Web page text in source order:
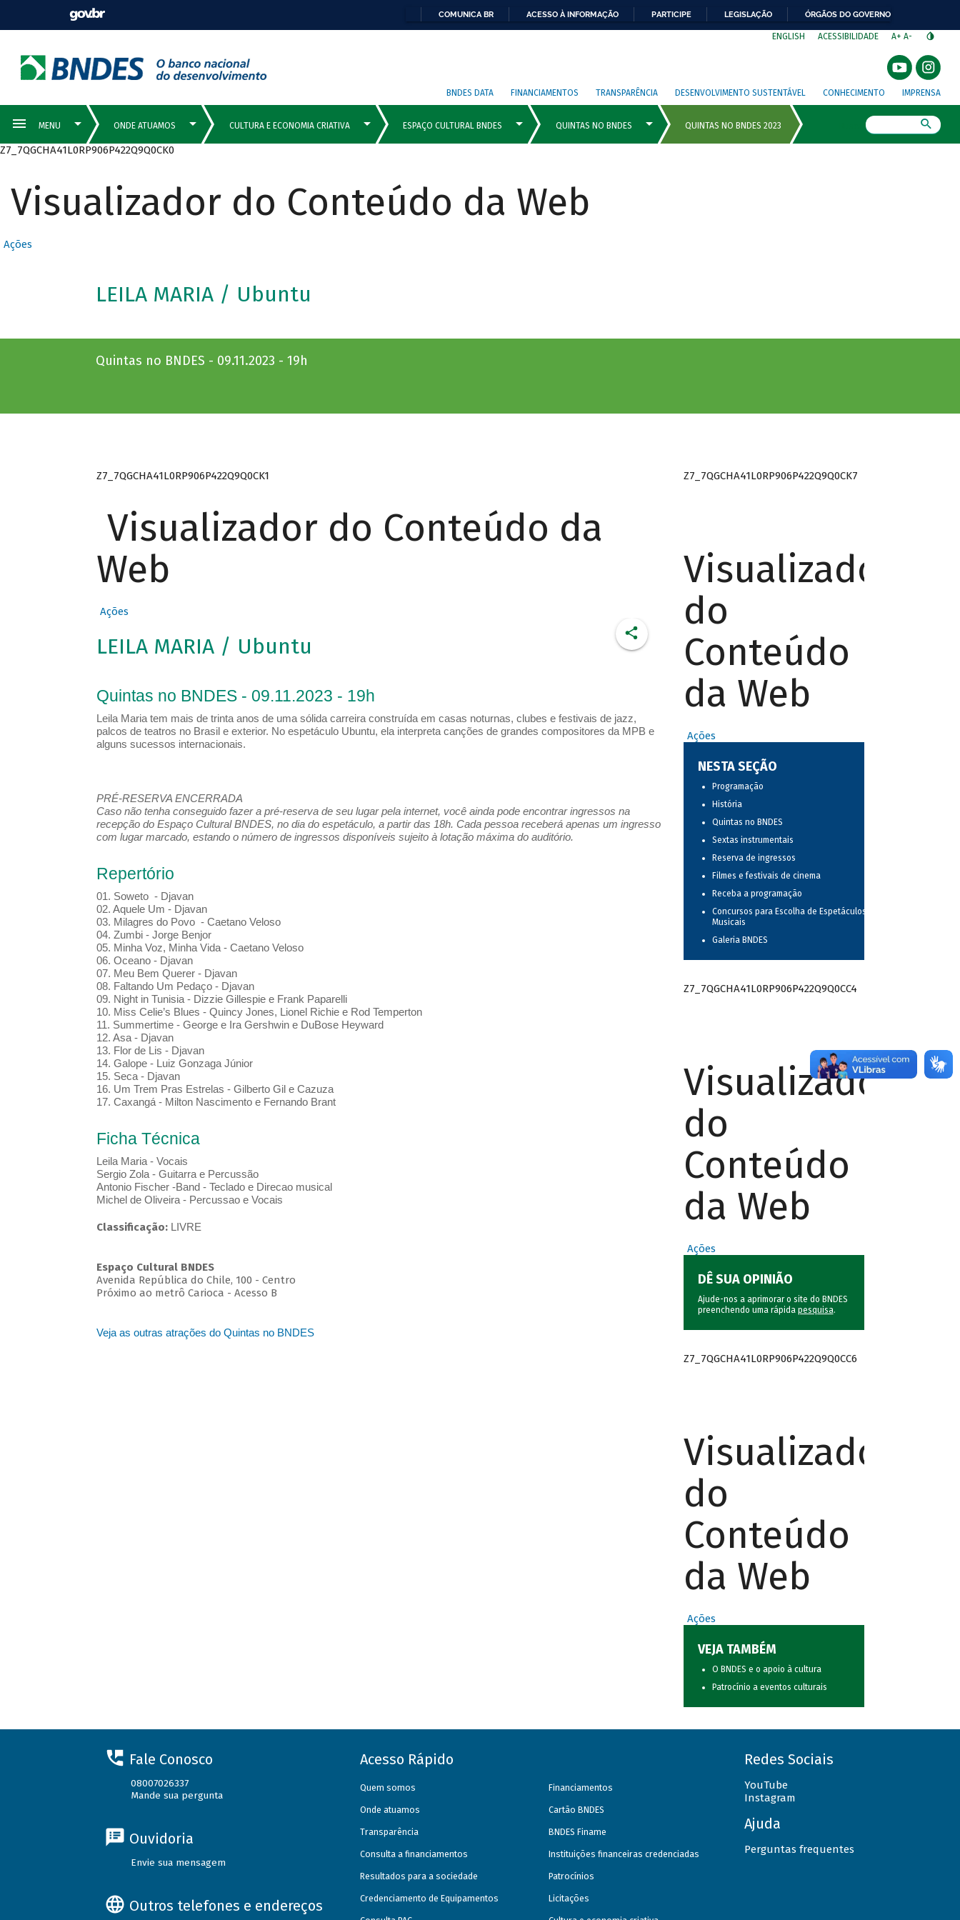
COMUNICA BR ACESSO À INFORMAÇÃO PARTICIPE LEGISLAÇÃO ÓRGÃOS DO GOVERNO
ENGLISH ACESSIBILIDADE A+ A-
BNDES DATA FINANCIAMENTOS TRANSPARÊNCIA DESENVOLVIMENTO SUSTENTÁVEL CONHECIMENTO IMPRENSA
Z7_7QGCHA41L0RP906P422Q9Q0CK0
Visualizador do Conteúdo da Web
Ações
LEILA MARIA / Ubuntu
Quintas no BNDES - 09.11.2023 - 19h
Z7_7QGCHA41L0RP906P422Q9Q0CK1
Visualizador do Conteúdo da
Web
Ações
LEILA MARIA / Ubuntu
Quintas no BNDES - 09.11.2023 - 19h
Leila Maria tem mais de trinta anos de uma sólida carreira construída em casas noturnas, clubes e festivais de jazz,
palcos de teatros no Brasil e exterior. No espetáculo Ubuntu, ela interpreta canções de grandes compositores da MPB e
alguns sucessos internacionais.
PRÉ-RESERVA ENCERRADA
Caso não tenha conseguido fazer a pré-reserva de seu lugar pela internet, você ainda pode encontrar ingressos na
recepção do Espaço Cultural BNDES, no dia do espetáculo, a partir das 18h. Cada pessoa receberá apenas um ingresso
com lugar marcado, estando o número de ingressos disponíveis sujeito à lotação máxima do auditório.
Repertório
01. Soweto - Djavan
02. Aquele Um - Djavan
03. Milagres do Povo - Caetano Veloso
04. Zumbi - Jorge Benjor
05. Minha Voz, Minha Vida - Caetano Veloso
06. Oceano - Djavan
07. Meu Bem Querer - Djavan
08. Faltando Um Pedaço - Djavan
09. Night in Tunisia - Dizzie Gillespie e Frank Paparelli
10. Miss Celie’s Blues - Quincy Jones, Lionel Richie e Rod Temperton
11. Summertime - George e Ira Gershwin e DuBose Heyward
12. Asa - Djavan
13. Flor de Lis - Djavan
14. Galope - Luiz Gonzaga Júnior
15. Seca - Djavan
16. Um Trem Pras Estrelas - Gilberto Gil e Cazuza
17. Caxangá - Milton Nascimento e Fernando Brant
Ficha Técnica
Leila Maria - Vocais
Sergio Zola - Guitarra e Percussão
Antonio Fischer -Band - Teclado e Direcao musical
Michel de Oliveira - Percussao e Vocais
Classificação: LIVRE
Espaço Cultural BNDES
Avenida República do Chile, 100 - Centro
Próximo ao metrô Carioca - Acesso B
Veja as outras atrações do Quintas no BNDES
Z7_7QGCHA41L0RP906P422Q9Q0CK7
Visualizador
do
Conteúdo
da Web
Ações
NESTA SEÇÃO
Programação
História
Quintas no BNDES
Sextas instrumentais
Reserva de ingressos
Filmes e festivais de cinema
Receba a programação
Concursos para Escolha de Espetáculos
Musicais
Galeria BNDES
Z7_7QGCHA41L0RP906P422Q9Q0CC4
Visualizador
do
Conteúdo
da Web
Ações
DÊ SUA OPINIÃO
Ajude-nos a aprimorar o site do BNDES
preenchendo uma rápida pesquisa.
Z7_7QGCHA41L0RP906P422Q9Q0CC6
Visualizador
do
Conteúdo
da Web
Ações
VEJA TAMBÉM
O BNDES e o apoio à cultura
Patrocínio a eventos culturais
Fale Conosco
08007026337
Mande sua pergunta
Ouvidoria
Envie sua mensagem
Outros telefones e endereços
Acesso Rápido
Quem somos
Onde atuamos
Transparência
Consulta a financiamentos
Resultados para a sociedade
Credenciamento de Equipamentos
Financiamentos
Cartão BNDES
BNDES Finame
Instituições financeiras credenciadas
Patrocínios
Licitações
Redes Sociais
YouTube
Instagram
Ajuda
Perguntas frequentes